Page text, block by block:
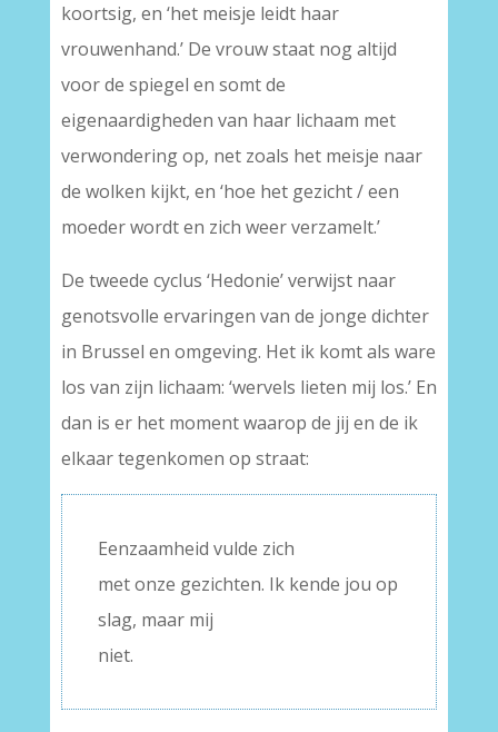
koortsig, en ‘het meisje leidt haar
vrouwenhand.’ De vrouw staat nog altijd
voor de spiegel en somt de
eigenaardigheden van haar lichaam met
verwondering op, net zoals het meisje naar
de wolken kijkt, en ‘hoe het gezicht / een
moeder wordt en zich weer verzamelt.’
De tweede cyclus ‘Hedonie’ verwijst naar
genotsvolle ervaringen van de jonge dichter
in Brussel en omgeving. Het ik komt als ware
los van zijn lichaam: ‘wervels lieten mij los.’ En
dan is er het moment waarop de jij en de ik
elkaar tegenkomen op straat:
Eenzaamheid vulde zich
met onze gezichten. Ik kende jou op
slag, maar mij
niet.